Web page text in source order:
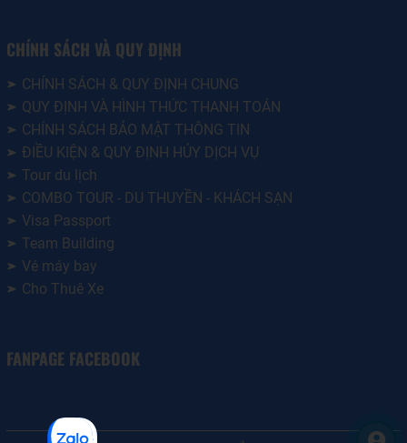
CHÍNH SÁCH VÀ QUY ĐỊNH
CHÍNH SÁCH & QUY ĐỊNH CHUNG
QUY ĐỊNH VÀ HÌNH THỨC THANH TOÁN
CHÍNH SÁCH BẢO MẬT THÔNG TIN
ĐIỀU KIỆN & QUY ĐỊNH HỦY DỊCH VỤ
Tour du lịch
COMBO TOUR - DU THUYỀN - KHÁCH SẠN
Visa Passport
Team Building
Vé máy bay
Cho Thuê Xe
FANPAGE FACEBOOK